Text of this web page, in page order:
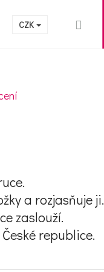
KONTAKT
CZK
z 5 hvězdiček.
a rozjasňuje ji.
zaslouží.
republice.